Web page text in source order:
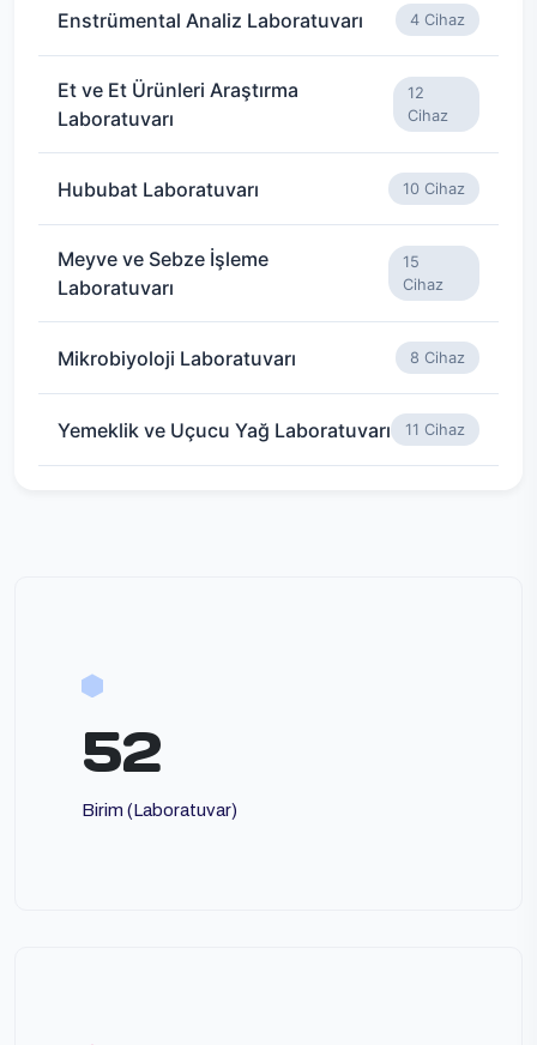
Enstrümental Analiz Laboratuvarı 4 Cihaz
Et ve Et Ürünleri Araştırma
Laboratuvarı
12
Cihaz
Hububat Laboratuvarı 10 Cihaz
Meyve ve Sebze İşleme
Laboratuvarı
15
Cihaz
Mikrobiyoloji Laboratuvarı 8 Cihaz
Yemeklik ve Uçucu Yağ Laboratuvarı 11 Cihaz
52
Birim (Laboratuvar)